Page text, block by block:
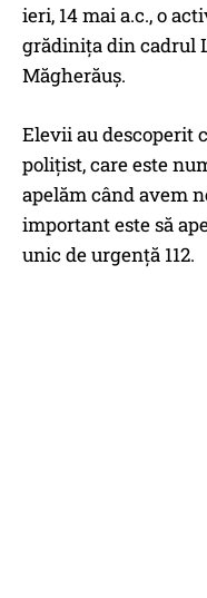
ieri, 14 mai a.c., o
grădinița din cadrul
Măgherăuș.
Elevii au descoperit
polițist, care este
apelăm când avem
important este să
unic de urgență 112.